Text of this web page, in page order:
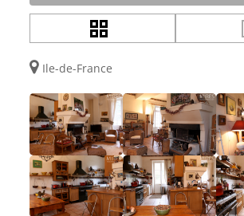
Ile-de-France